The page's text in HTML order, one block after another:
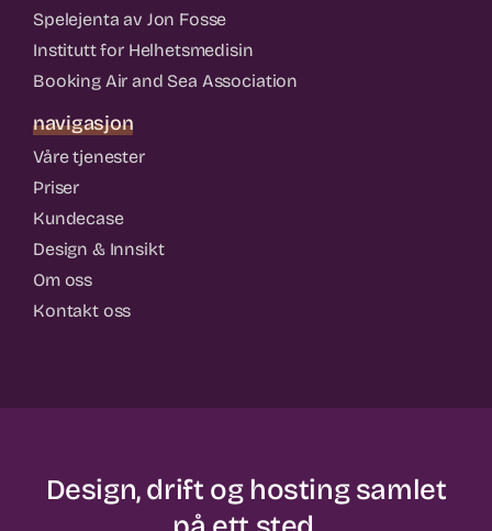
Spelejenta av Jon Fosse
Institutt for Helhetsmedisin
Booking Air and Sea Association
navigasjon
Våre tjenester
Priser
Kundecase
Design & Innsikt
Om oss
Kontakt oss
Design, drift og hosting samlet